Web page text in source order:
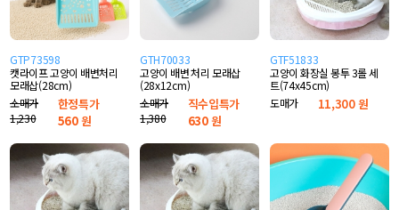
GTP73598
캣라이프 고양이 배변처리
모래삽(28cm)
소매가
1,230
한정특가
560원
GTH70033
고양이 배변 처리 모래삽
(28x12cm)
소매가
1,380
직수입특가
630원
GTF51833
고양이 화장실 봉투 3롤 세
트(74x45cm)
도매가
11,300 원